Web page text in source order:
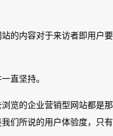
的内容对于来访者即用户
直坚持。
览的企业营销型网站都是
们所说的用户体验度，只